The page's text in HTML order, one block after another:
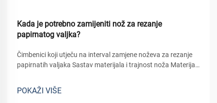
Kada je potrebno zamijeniti nož za rezanje
papirnatog valjka?
Čimbenici koji utječu na interval zamjene noževa za rezanje
papirnatih valjaka Sastav materijala i trajnost noža Materijali
igraju ključnu ulogu u njihovoj trajnosti. Noževi izrađeni od
čelika s visokim udjelom ugljika često su...
POKAŽI VIŠE